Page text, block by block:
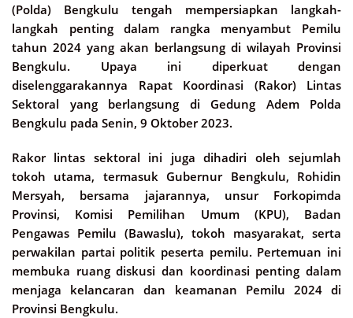
(Polda) Bengkulu tengah mempersiapkan langkah-
langkah penting dalam rangka menyambut Pemilu
tahun 2024 yang akan berlangsung di wilayah Provinsi
Bengkulu. Upaya ini diperkuat dengan
diselenggarakannya Rapat Koordinasi (Rakor) Lintas
Sektoral yang berlangsung di Gedung Adem Polda
Bengkulu pada Senin, 9 Oktober 2023.
Rakor lintas sektoral ini juga dihadiri oleh sejumlah
tokoh utama, termasuk Gubernur Bengkulu, Rohidin
Mersyah, bersama jajarannya, unsur Forkopimda
Provinsi, Komisi Pemilihan Umum (KPU), Badan
Pengawas Pemilu (Bawaslu), tokoh masyarakat, serta
perwakilan partai politik peserta pemilu. Pertemuan ini
membuka ruang diskusi dan koordinasi penting dalam
menjaga kelancaran dan keamanan Pemilu 2024 di
Provinsi Bengkulu.